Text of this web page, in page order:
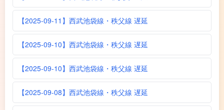
【2025-09-11】西武池袋線・秩父線 遅延
【2025-09-10】西武池袋線・秩父線 遅延
【2025-09-10】西武池袋線・秩父線 遅延
【2025-09-08】西武池袋線・秩父線 遅延